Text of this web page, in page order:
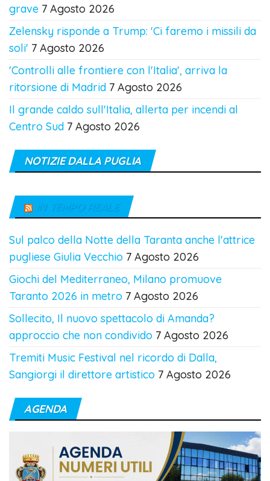
grave 7 Agosto 2026
Zelensky risponde a Trump: 'Ci faremo i missili da
soli' 7 Agosto 2026
'Controlli alle frontiere con l'Italia', arriva la
ritorsione di Madrid 7 Agosto 2026
Il grande caldo sull'Italia, allerta per incendi al
Centro Sud 7 Agosto 2026
NOTIZIE DALLA PUGLIA
IN TEMPO REALE
Sul palco della Notte della Taranta anche l'attrice
pugliese Giulia Vecchio 7 Agosto 2026
Giochi del Mediterraneo, Milano promuove
Taranto 2026 in metro 7 Agosto 2026
Sollecito, Il nuovo spettacolo di Amanda?
approccio che non condivido 7 Agosto 2026
Tremiti Music Festival nel ricordo di Dalla,
Sangiorgi il direttore artistico 7 Agosto 2026
AGENDA